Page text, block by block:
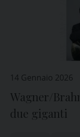
14 Gennaio 2026
Wagner/
due giganti